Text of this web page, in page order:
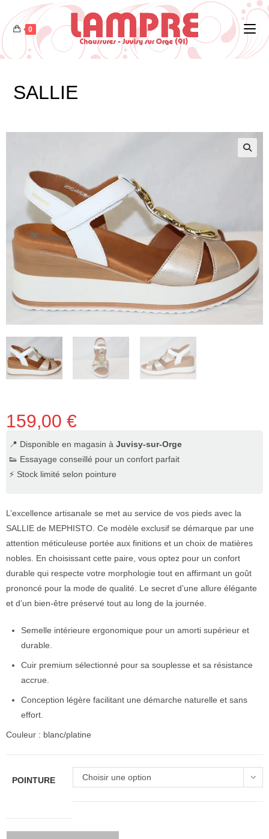
0
SALLIE
159,00 €
📍 Disponible en magasin à Juvisy-sur-Orge
👟 Essayage conseillé pour un confort parfait
⚡ Stock limité selon pointure
L’excellence artisanale se met au service de vos pieds avec la
SALLIE de MEPHISTO. Ce modèle exclusif se démarque par une
attention méticuleuse portée aux finitions et un choix de matières
nobles. En choisissant cette paire, vous optez pour un confort
durable qui respecte votre morphologie tout en affirmant un goût
prononcé pour la mode de qualité. Le secret d’une allure élégante
et d’un bien-être préservé tout au long de la journée.
Semelle intérieure ergonomique pour un amorti supérieur et
durable.
Cuir premium sélectionné pour sa souplesse et sa résistance
accrue.
Conception légère facilitant une démarche naturelle et sans
effort.
Couleur : blanc/platine
POINTURE Choisir une option